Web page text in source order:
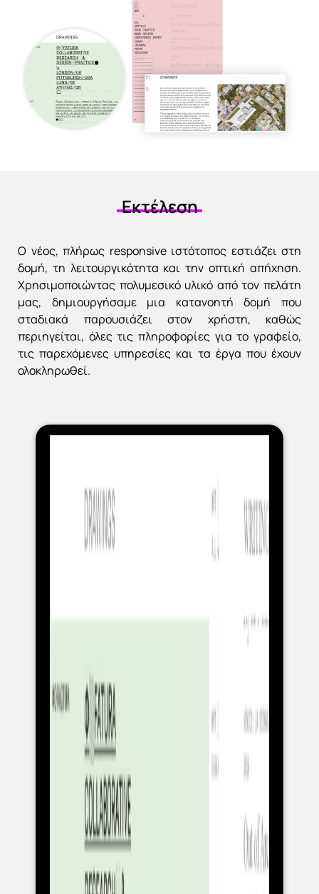
Εκτέλεση
Ο νέος, πλήρως responsive ιστότοπος εστιάζει στη
δομή, τη λειτουργικότητα και την οπτική απήχηση.
Χρησιμοποιώντας πολυμεσικό υλικό από τον πελάτη
μας, δημιουργήσαμε μια κατανοητή δομή που
σταδιακά παρουσιάζει στον χρήστη, καθώς
περιηγείται, όλες τις πληροφορίες για το γραφείο,
τις παρεχόμενες υπηρεσίες και τα έργα που έχουν
ολοκληρωθεί.